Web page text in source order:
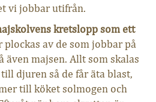
vi jobbar utifrån.
kretslopp som ett
plockas av de som jobbar på
även majsen. Allt som skalas
djuren så de får äta blast,
till köket solmogen och